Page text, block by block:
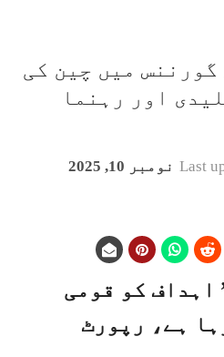
میں چین کی
اور رہنما
Last نومبر 10, 2025
اہداف کو قومی
ہے، رپورٹ